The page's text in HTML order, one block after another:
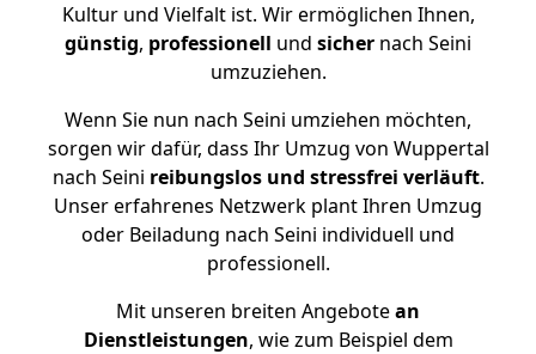
Kultur und Vielfalt ist. Wir ermöglichen Ihnen,
günstig, professionell und sicher nach Seini
umzuziehen.
Wenn Sie nun nach Seini umziehen möchten,
sorgen wir dafür, dass Ihr Umzug von Wuppertal
nach Seini reibungslos und stressfrei verläuft.
Unser erfahrenes Netzwerk plant Ihren Umzug
oder Beiladung nach Seini individuell und
professionell.
Mit unseren breiten Angebotean
Dienstleistungen, wie zum Beispiel dem